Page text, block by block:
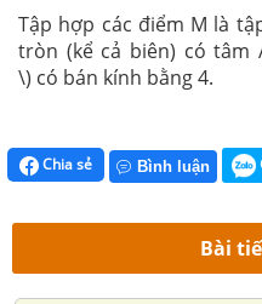
Tập hợp các điểm M là
tròn (kể cả biên) có
\) có bán kính bằng 4.
Chia sẻ Bình luận
Bài